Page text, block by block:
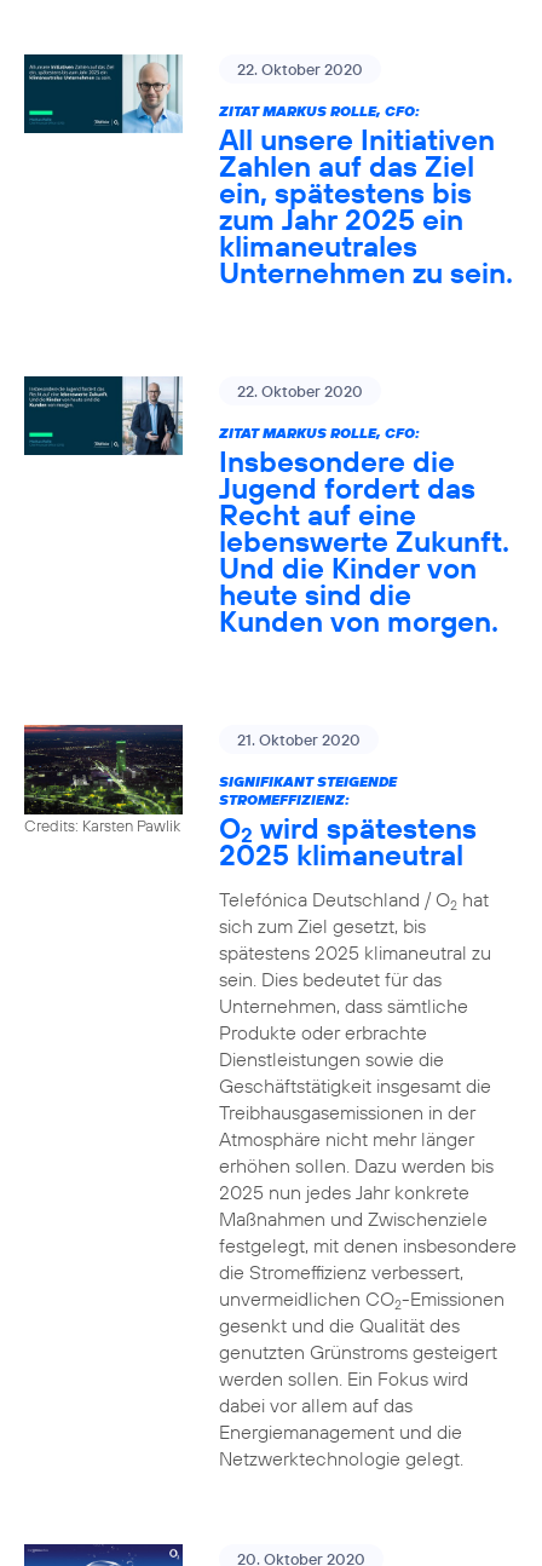
22. Oktober 2020
ZITAT MARKUS ROLLE, CFO:
All unsere Initiativen
Zahlen auf das Ziel
ein, spätestens bis
zum Jahr 2025 ein
klimaneutrales
Unternehmen zu sein.
22. Oktober 2020
ZITAT MARKUS ROLLE, CFO:
Insbesondere die
Jugend fordert das
Recht auf eine
lebenswerte Zukunft.
Und die Kinder von
heute sind die
Kunden von morgen.
Credits: Karsten Pawlik
21. Oktober 2020
SIGNIFIKANT STEIGENDE
STROMEFFIZIENZ:
O2 wird spätestens
2025 klimaneutral
Telefónica Deutschland / O2hat
sich zum Ziel gesetzt, bis
spätestens 2025 klimaneutral zu
sein. Dies bedeutet für das
Unternehmen, dass sämtliche
Produkte oder erbrachte
Dienstleistungen sowie die
Geschäftstätigkeit insgesamt die
Treibhausgasemissionen in der
Atmosphäre nicht mehr länger
erhöhen sollen. Dazu werden bis
2025 nun jedes Jahr konkrete
Maßnahmen und Zwischenziele
festgelegt, mit denen insbesondere
die Stromeffizienz verbessert,
unvermeidlichen CO2-Emissionen
gesenkt und die Qualität des
genutzten Grünstroms gesteigert
werden sollen. Ein Fokus wird
dabei vor allem auf das
Energiemanagement und die
Netzwerktechnologie gelegt.
20. Oktober 2020